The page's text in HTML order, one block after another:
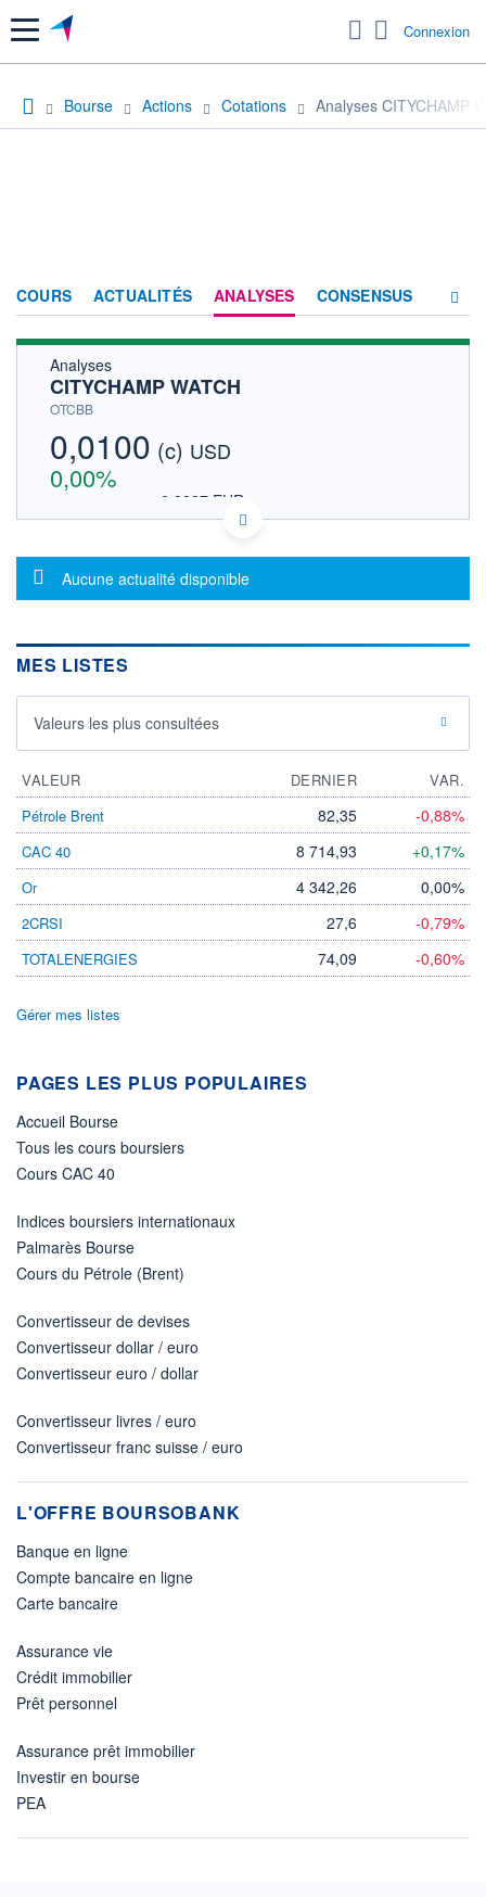
Menu Connexion
Bourse Actions Cotations Analyses CITYCHAMP
COURS ACTUALITÉS ANALYSES CONSENSUS
Analyses
CITYCHAMP WATCH
OTCBB
0,0100 (c) USD
0,00%
0,0087 EUR
DONNÉES TEMPS DIFFÉRÉ
Politique d'exécution
Cotation sur les autres places
0,0000
0,0000 0,0000
VOLUME
0 0,00%
VALORISATION
LIMITE À LA
BAISSE
0,0000
LIMITE À LA
0,0000
- -
DERNIER
ÉCHANGE
27.04.26 / 20:18:56
ÉLIGIBILITÉ
Non éligible
+ PORTEFEUILLE
Message d'information
Aucune actualité disponible
MES LISTES
Valeurs les plus consultées
VALEUR DERNIER
VAR.
Pétrole Brent
82,35 -0,88%
CAC 40 8 714,93 +0,17%
Or 4 342,26 0,00%
2CRSI 27,6 -0,79%
TOTALENERGIES 74,09 -0,60%
Gérer mes listes
PAGES LES PLUS POPULAIRES
Accueil Bourse
Tous les cours boursiers
Cours CAC 40
Indices boursiers internationaux
Palmarès Bourse
Cours du Pétrole (Brent)
Convertisseur de devises
Convertisseur dollar / euro
Convertisseur euro / dollar
Convertisseur livres / euro
Convertisseur franc suisse / euro
L'OFFRE BOURSOBANK
Banque en ligne
Compte bancaire en ligne
Carte bancaire
Assurance vie
Crédit immobilier
Prêt personnel
Assurance prêt immobilier
Investir en bourse
PEA